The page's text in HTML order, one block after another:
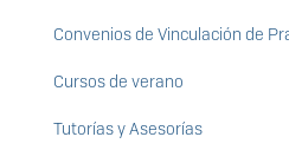
Convenios de Vinculación de
Cursos de verano
Tutorías y Asesorías